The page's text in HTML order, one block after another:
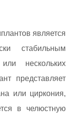
является
стабильным
нескольких
представляет
или циркония,
в челюстную